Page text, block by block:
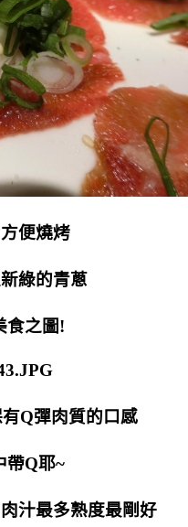
便燒烤
綠的青蔥
食之圖!
Q彈肉質的口感
帶Q耶~
汁最多熟度最剛好